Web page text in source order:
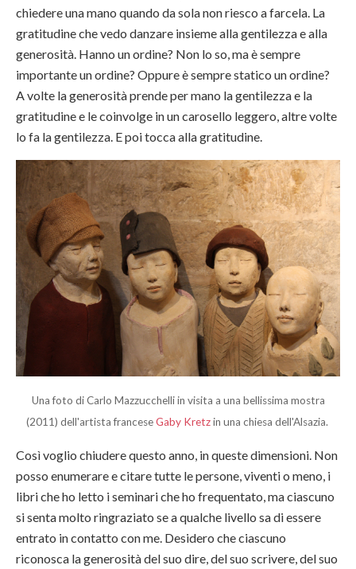
chiedere una mano quando da sola non riesco a farcela. La
gratitudine che vedo danzare insieme alla gentilezza e alla
generosità. Hanno un ordine? Non lo so, ma è sempre
importante un ordine? Oppure è sempre statico un ordine?
A volte la generosità prende per mano la gentilezza e la
gratitudine e le coinvolge in un carosello leggero, altre volte
lo fa la gentilezza. E poi tocca alla gratitudine.
Una foto di Carlo Mazzucchelli in visita a una bellissima mostra
(2011) dell'artista franceseGaby Kretzin una chiesa dell'Alsazia.
Così voglio chiudere questo anno, in queste dimensioni. Non
posso enumerare e citare tutte le persone, viventi o meno, i
libri che ho letto i seminari che ho frequentato, ma ciascuno
si senta molto ringraziato se a qualche livello sa di essere
entrato in contatto con me. Desidero che ciascuno
riconosca la generosità del suo dire, del suo scrivere, del suo